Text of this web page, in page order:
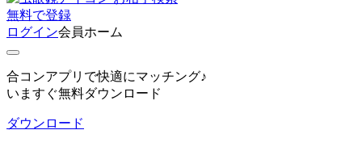
無料で登録
ログイン会員ホーム
合コンアプリで快適にマッチング♪
いますぐ無料ダウンロード
ダウンロード